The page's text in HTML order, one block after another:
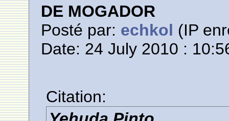
DE MOGADOR
Posté par: echkol (IP
Date: 24 July 2010 :
Citation: